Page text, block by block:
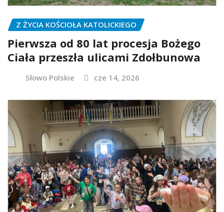
Z ŻYCIA KOŚCIOŁA KATOLICKIEGO
Pierwsza od 80 lat procesja Bożego
Ciała przeszła ulicami Zdołbunowa
Słowo Polskie cze 14, 2026